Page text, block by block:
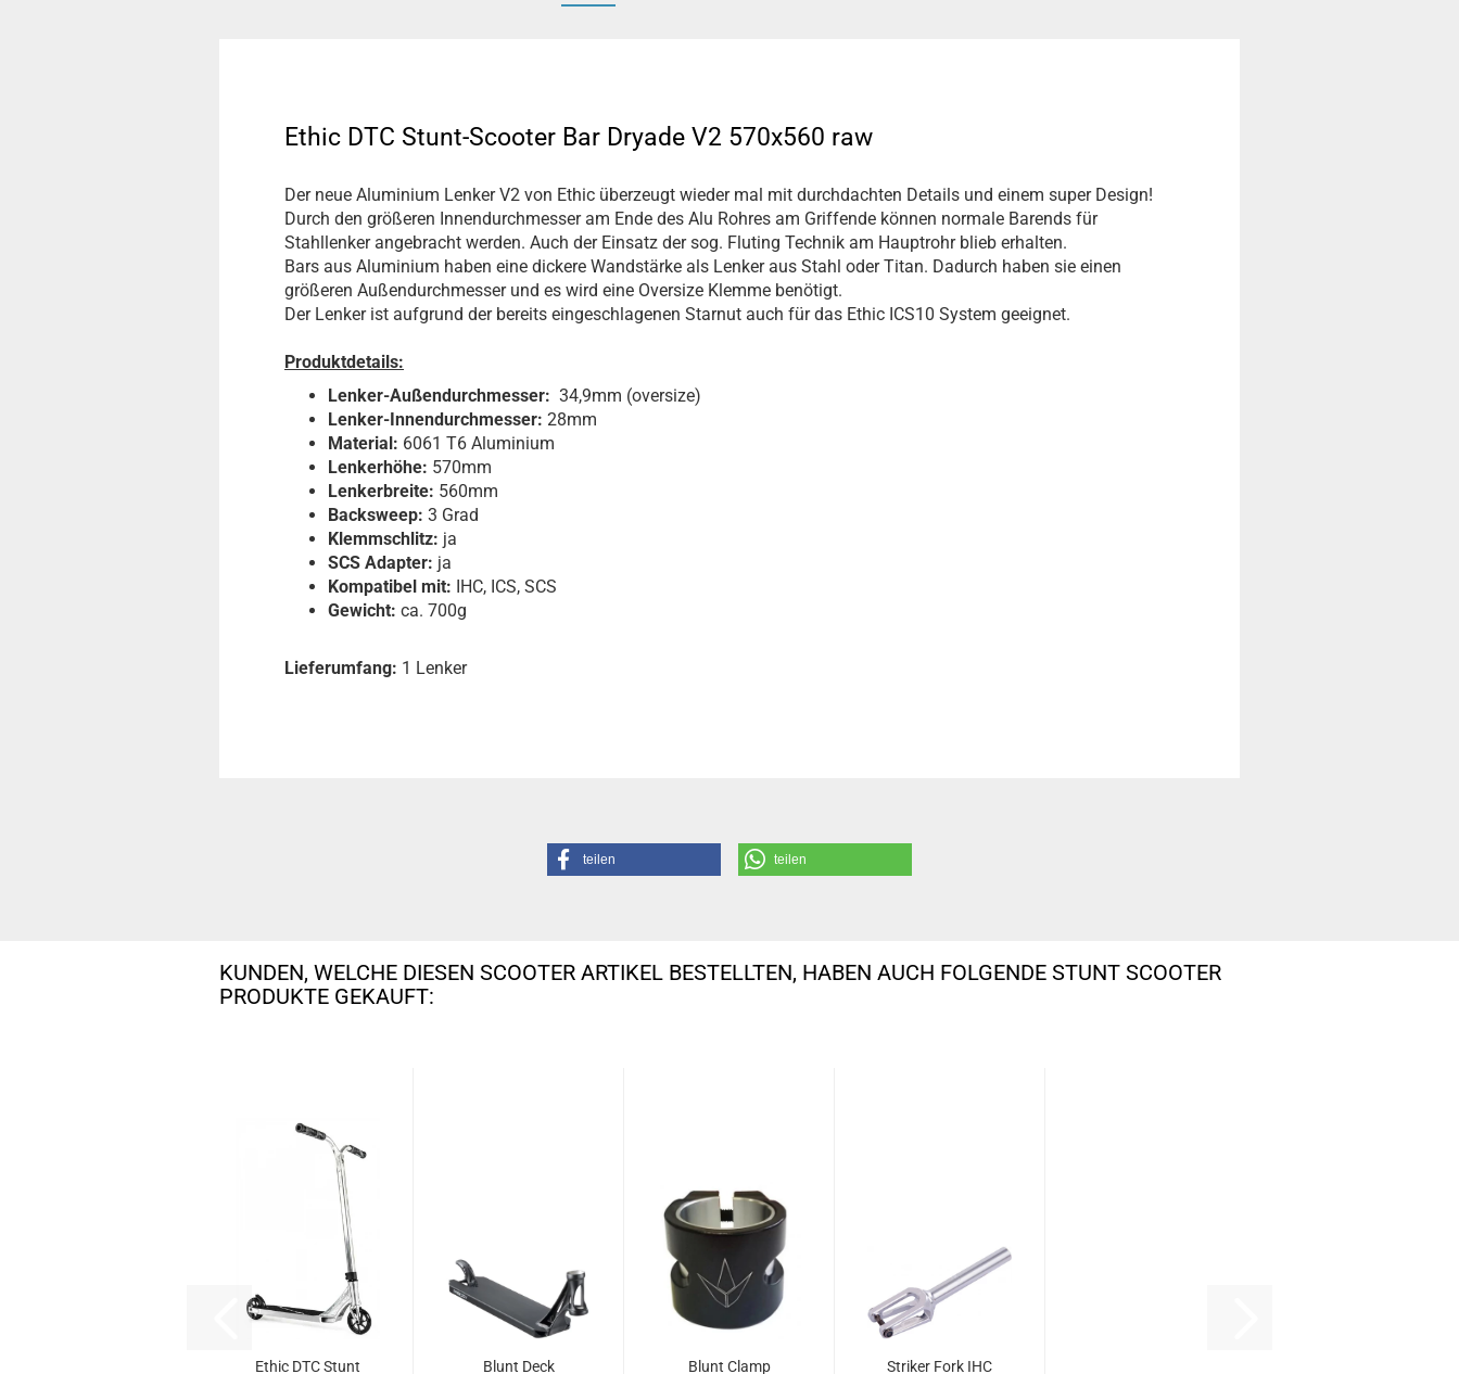
Ethic DTC Stunt-Scooter Bar Dryade V2 570x560 raw
Der neue Aluminium Lenker V2 von Ethic überzeugt wieder mal mit durchdachten Details und einem super Design!
Durch den größeren Innendurchmesser am Ende des Alu Rohres am Griffende können normale Barends für
Stahllenker angebracht werden. Auch der Einsatz der sog. Fluting Technik am Hauptrohr blieb erhalten.
Bars aus Aluminium haben eine dickere Wandstärke als Lenker aus Stahl oder Titan. Dadurch haben sie einen
größeren Außendurchmesser und es wird eine Oversize Klemme benötigt.
Der Lenker ist aufgrund der bereits eingeschlagenen Starnut auch für das Ethic ICS10 System geeignet.
Produktdetails:
Lenker-Außendurchmesser: 34,9mm (oversize)
Lenker-Innendurchmesser: 28mm
Material: 6061 T6 Aluminium
Lenkerhöhe: 570mm
Lenkerbreite: 560mm
Backsweep: 3 Grad
Klemmschlitz: ja
SCS Adapter: ja
Kompatibel mit: IHC, ICS, SCS
Gewicht: ca. 700g
Lieferumfang: 1 Lenker
teilen teilen
KUNDEN, WELCHE DIESEN SCOOTER ARTIKEL BESTELLTEN, HABEN AUCH FOLGENDE STUNT SCOOTER
PRODUKTE GEKAUFT:
Ethic DTC Stunt Blunt Deck Blunt Clamp Striker Fork IHC